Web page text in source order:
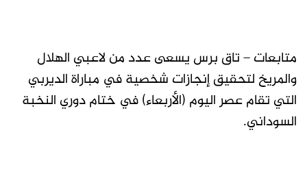
متابعات – تاق برس يسعى عدد من لاعبي الهلال
والمريخ لتحقيق إنجازات شخصية في مباراة الديربي
التي تقام عصر اليوم (الأربعاء) في ختام دوري النخبة
السوداني.